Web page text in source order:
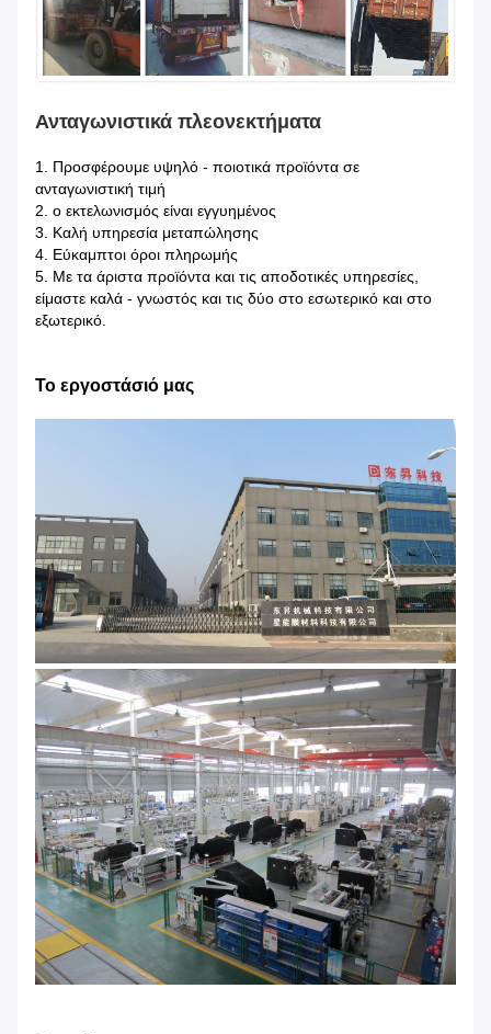
Ανταγωνιστικά πλεονεκτήματα
1. Προσφέρουμε υψηλό - ποιοτικά προϊόντα σε
ανταγωνιστική τιμή
2. ο εκτελωνισμός είναι εγγυημένος
3. Καλή υπηρεσία μεταπώλησης
4. Εύκαμπτοι όροι πληρωμής
5. Με τα άριστα προϊόντα και τις αποδοτικές υπηρεσίες,
είμαστε καλά - γνωστός και τις δύο στο εσωτερικό και στο
εξωτερικό.
Το εργοστάσιό μας